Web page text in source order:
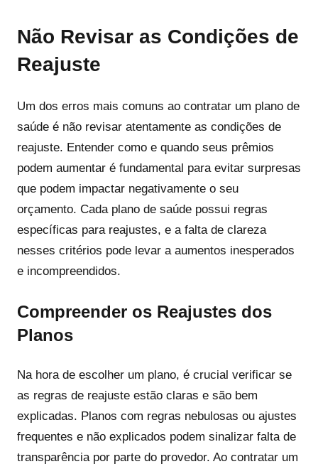
Não Revisar as Condições de
Reajuste
Um dos erros mais comuns ao contratar um plano de
saúde é não revisar atentamente as condições de
reajuste. Entender como e quando seus prêmios
podem aumentar é fundamental para evitar surpresas
que podem impactar negativamente o seu
orçamento. Cada plano de saúde possui regras
específicas para reajustes, e a falta de clareza
nesses critérios pode levar a aumentos inesperados
e incompreendidos.
Compreender os Reajustes dos
Planos
Na hora de escolher um plano, é crucial verificar se
as regras de reajuste estão claras e são bem
explicadas. Planos com regras nebulosas ou ajustes
frequentes e não explicados podem sinalizar falta de
transparência por parte do provedor. Ao contratar um